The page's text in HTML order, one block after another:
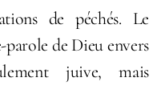
de péchés. Le
de Dieu envers
juive, mais